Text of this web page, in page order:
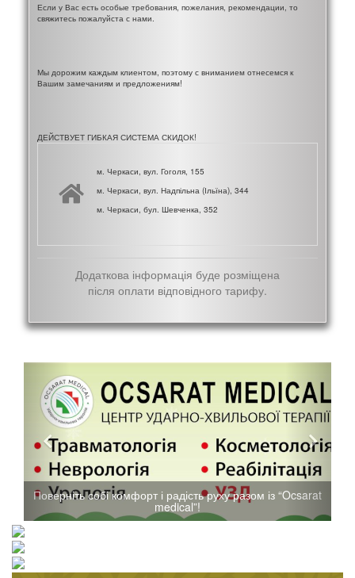
Если у Вас есть особые требования, пожелания, рекомендации, то
свяжитесь пожалуйста с нами.
Мы дорожим каждым клиентом, поэтому с вниманием отнесемся к
Вашим замечаниям и предложениям!
ДЕЙСТВУЕТ ГИБКАЯ СИСТЕМА СКИДОК!
м. Черкаси, вул. Гоголя, 155
м. Черкаси, вул. Надпільна (Ільїна), 344
м. Черкаси, бул. Шевченка, 352
Додаткова інформація буде розміщена
після оплати відповідного тарифу.
собі комфорт і радість руху разом із “Ocsarat Допомога